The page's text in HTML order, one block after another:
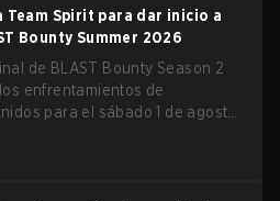
Team Spirit para dar inicio a
Bounty Summer 2026
de BLAST Bounty Season 2
enfrentamientos de
para el sábado 1 de agosto.
por el trofeo, mientras que